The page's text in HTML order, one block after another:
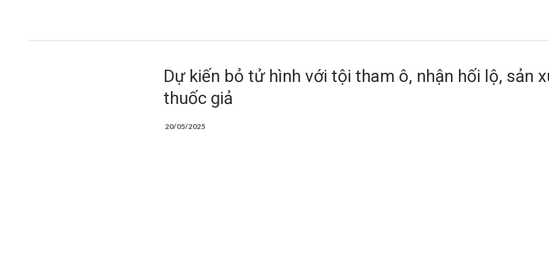
Dự kiến bỏ tử hình với tội tham ô, nhận hối lộ, sản
thuốc giả
20/05/2025